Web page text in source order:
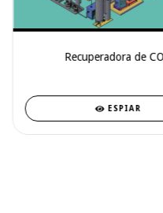
Recuperadora de
ESPIAR